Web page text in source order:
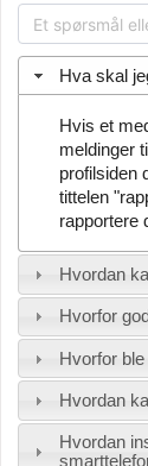
Hva skal
Hvis et
meldinger
profilsiden
tittelen
rapportere
Hvordan
Hvorfor
Hvorfor
Hvordan
Hvordan